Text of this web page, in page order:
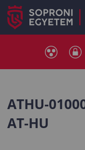
ATHU-
AT-HU